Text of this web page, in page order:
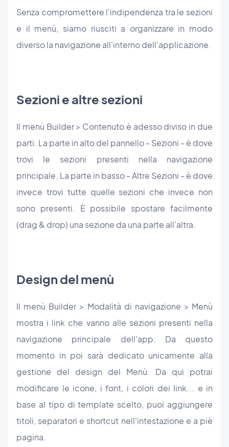
Senza compromettere l'indipendenza tra le sezioni
e il menù, siamo riusciti a organizzare in modo
diverso la navigazione all'interno dell'applicazione.
Sezioni e altre sezioni
Il menù Builder > Contenuto è adesso diviso in due
parti. La parte in alto del pannello - Sezioni - è dove
trovi le sezioni presenti nella navigazione
principale. La parte in basso - Altre Sezioni - è dove
invece trovi tutte quelle sezioni che invece non
sono presenti. È possibile spostare facilmente
(drag & drop) una sezione da una parte all'altra.
Design del menù
Il menù Builder > Modalità di navigazione > Menù
mostra i link che vanno alle sezioni presenti nella
navigazione principale dell'app. Da questo
momento in poi sarà dedicato unicamente alla
gestione del design del Menù. Da qui potrai
modificare le icone, i font, i colori dei link... e in
base al tipo di template scelto, puoi aggiungere
titoli, separatori e shortcut nell'intestazione e a piè
pagina.